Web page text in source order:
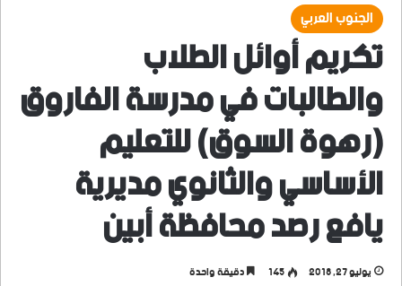
الجنوب العربي
تكريم أوائل الطلاب
والطالبات في مدرسة الفاروق
(رهوة السوق) للتعليم
الأساسي والثانوي مديرية
يافع رصد محافظة أبين
يوليو 27, 2018 145 دقيقة واحدة